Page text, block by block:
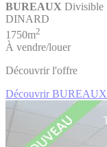
BUREAUX Divisible
DINARD
1750m2
À vendre/louer
Découvrir l'offre
Découvrir BUREAUX